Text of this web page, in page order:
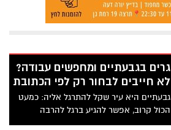
גרים בגבעתיים ומחפשים עבודה?
לא חייבים לבחור רק לפי הכתובת
גבעתיים היא עיר שקל להתרגל אליה: כמעט
הכול קרוב, אפשר להגיע ברגל להרבה
מקומות, ותל אביב ורמת גן נמצאות ממש